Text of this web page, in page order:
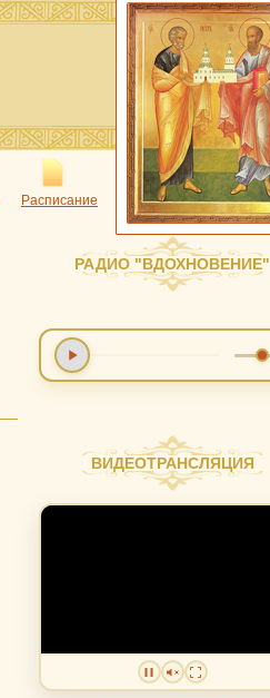
Расписание
РАДИО "ВДОХНОВЕНИЕ"
ВИДЕОТРАНСЛЯЦИЯ